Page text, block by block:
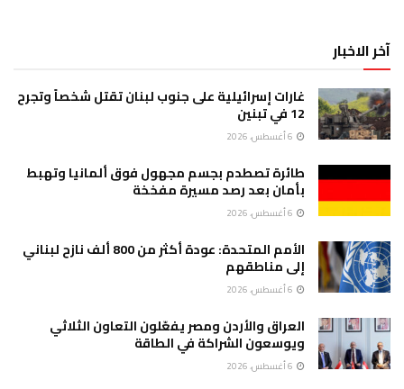
آخر الاخبار
غارات إسرائيلية على جنوب لبنان تقتل شخصاً وتجرح
12 في تبنين
طائرة تصطدم بجسم مجهول فوق ألمانيا وتهبط
بأمان بعد رصد مسيرة مفخخة
الأمم المتحدة: عودة أكثر من 800 ألف نازح لبناني
إلى مناطقهم
العراق والأردن ومصر يفعّلون التعاون الثلاثي
ويوسعون الشراكة في الطاقة